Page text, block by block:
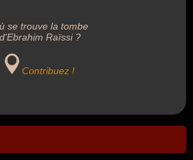
se trouve la tombe
d'Ebrahim Raïssi ?
Contribuez !